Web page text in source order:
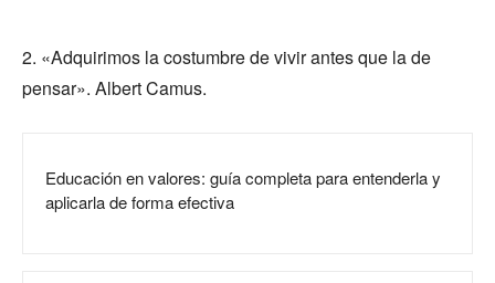
2. «Adquirimos la costumbre de vivir antes que la de
pensar». Albert Camus.
Educación en valores: guía completa para entenderla y
aplicarla de forma efectiva